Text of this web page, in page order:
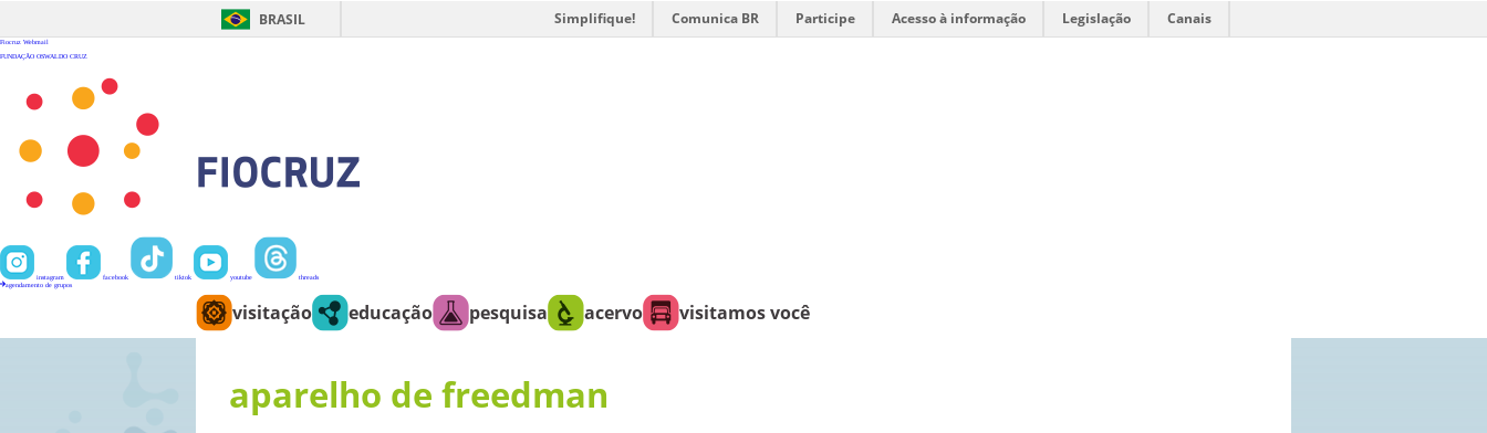
BRASIL Simplifique! Comunica BR Participe Acesso à informação Legislação Canais
Fiocruz Webmail
FUNDAÇÃO OSWALDO CRUZ
instagram facebook tiktok youtube
threads
agendamento de grupos
visitação educação pesquisa acervo visitamos você
aparelho de freedman